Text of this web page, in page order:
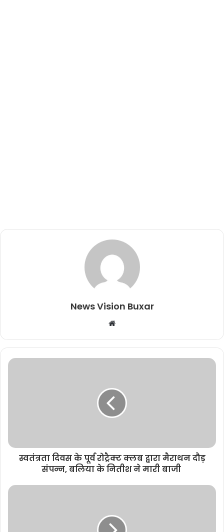
News Vision Buxar
b
s
e
स्वतंत्रता दिवस के पूर्व रोट्रैक्ट क्लब द्वारा मैराथन दौड़
संपन्न, बलिया के नितीश ने मारी बाजी